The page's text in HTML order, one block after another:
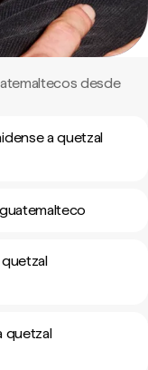
desde
a quetzal
quetzal